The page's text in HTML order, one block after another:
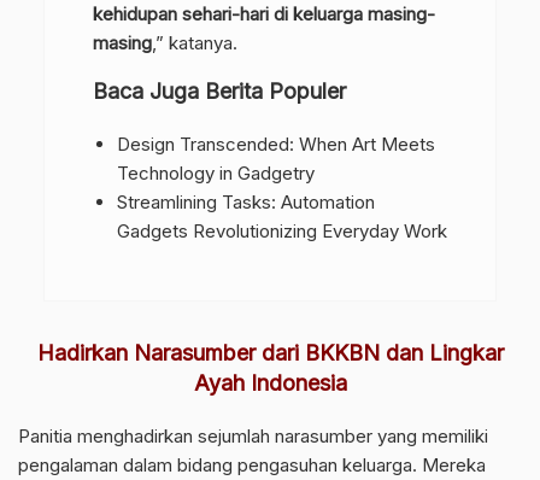
kehidupan sehari-hari di keluarga masing-
masing,” katanya.
Baca Juga Berita Populer
Design Transcended: When Art Meets
Technology in Gadgetry
Streamlining Tasks: Automation
Gadgets Revolutionizing Everyday Work
Hadirkan Narasumber dari BKKBN dan Lingkar
Ayah Indonesia
Panitia menghadirkan sejumlah narasumber yang memiliki
pengalaman dalam bidang pengasuhan keluarga. Mereka